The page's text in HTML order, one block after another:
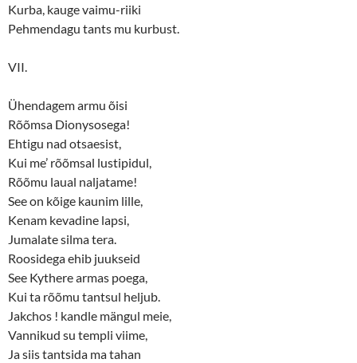
Kurba, kauge vaimu-riiki
Pehmendagu tants mu kurbust.
VII.
Ühendagem armu õisi
Rõõmsa Dionysosega!
Ehtigu nad otsaesist,
Kui me’ rõõmsal lustipidul,
Rõõmu laual naljatame!
See on kõige kaunim lille,
Kenam kevadine lapsi,
Jumalate silma tera.
Roosidega ehib juukseid
See Kythere armas poega,
Kui ta rõõmu tantsul heljub.
Jakchos ! kandle mängul meie,
Vannikud su templi viime,
Ja siis tantsida ma tahan